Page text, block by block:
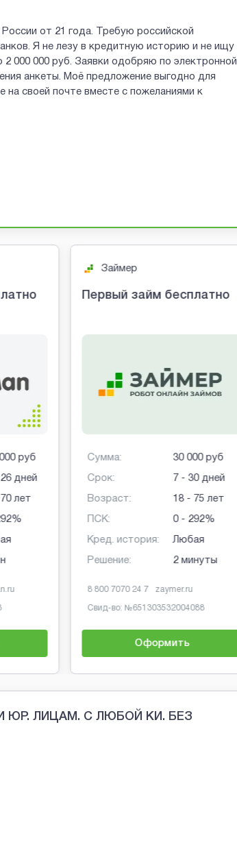
от 21 года. Требую российской
Я не лезу в кредитную историю и не ищу
000 000 руб. Заявки одобряю по электронной
анкеты. Моё предложение выгодно для
своей почте вместе с пожеланиями к
руб
дней
лет
Займер
Первый займ бесплатно
Сумма:
Срок:
Возраст:
ПСК:
Кред. история:
Решение:
30 000 руб
7 - 30 дней
18 - 75 лет
0 - 292%
Любая
2 минуты
8 800 7070 24 7 zaymer.ru
Свид-во: №651303532004088
Оформить
ЮР. ЛИЦАМ. С ЛЮБОЙ КИ. БЕЗ